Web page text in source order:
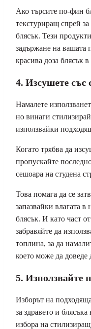
Ако търсите по-фин
текстуриращ спрей
блясък. Тези
задържане на вашата
красива доза блясък в
4. Изсушете със
Намалете
но винаги
използвайки
Когато трябва да
пропускайте
сешоара на студена
Това помага да се
запазвайки влагата
блясък. И като част
забравяйте да
топлина, за да
което може да доведе
5. Използвайте
Изборът на
за здравето и
избора на